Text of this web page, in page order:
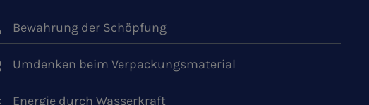
Bewahrung der Schöpfung
Umdenken beim Verpackungsmaterial
Energie durch Wasserkraft